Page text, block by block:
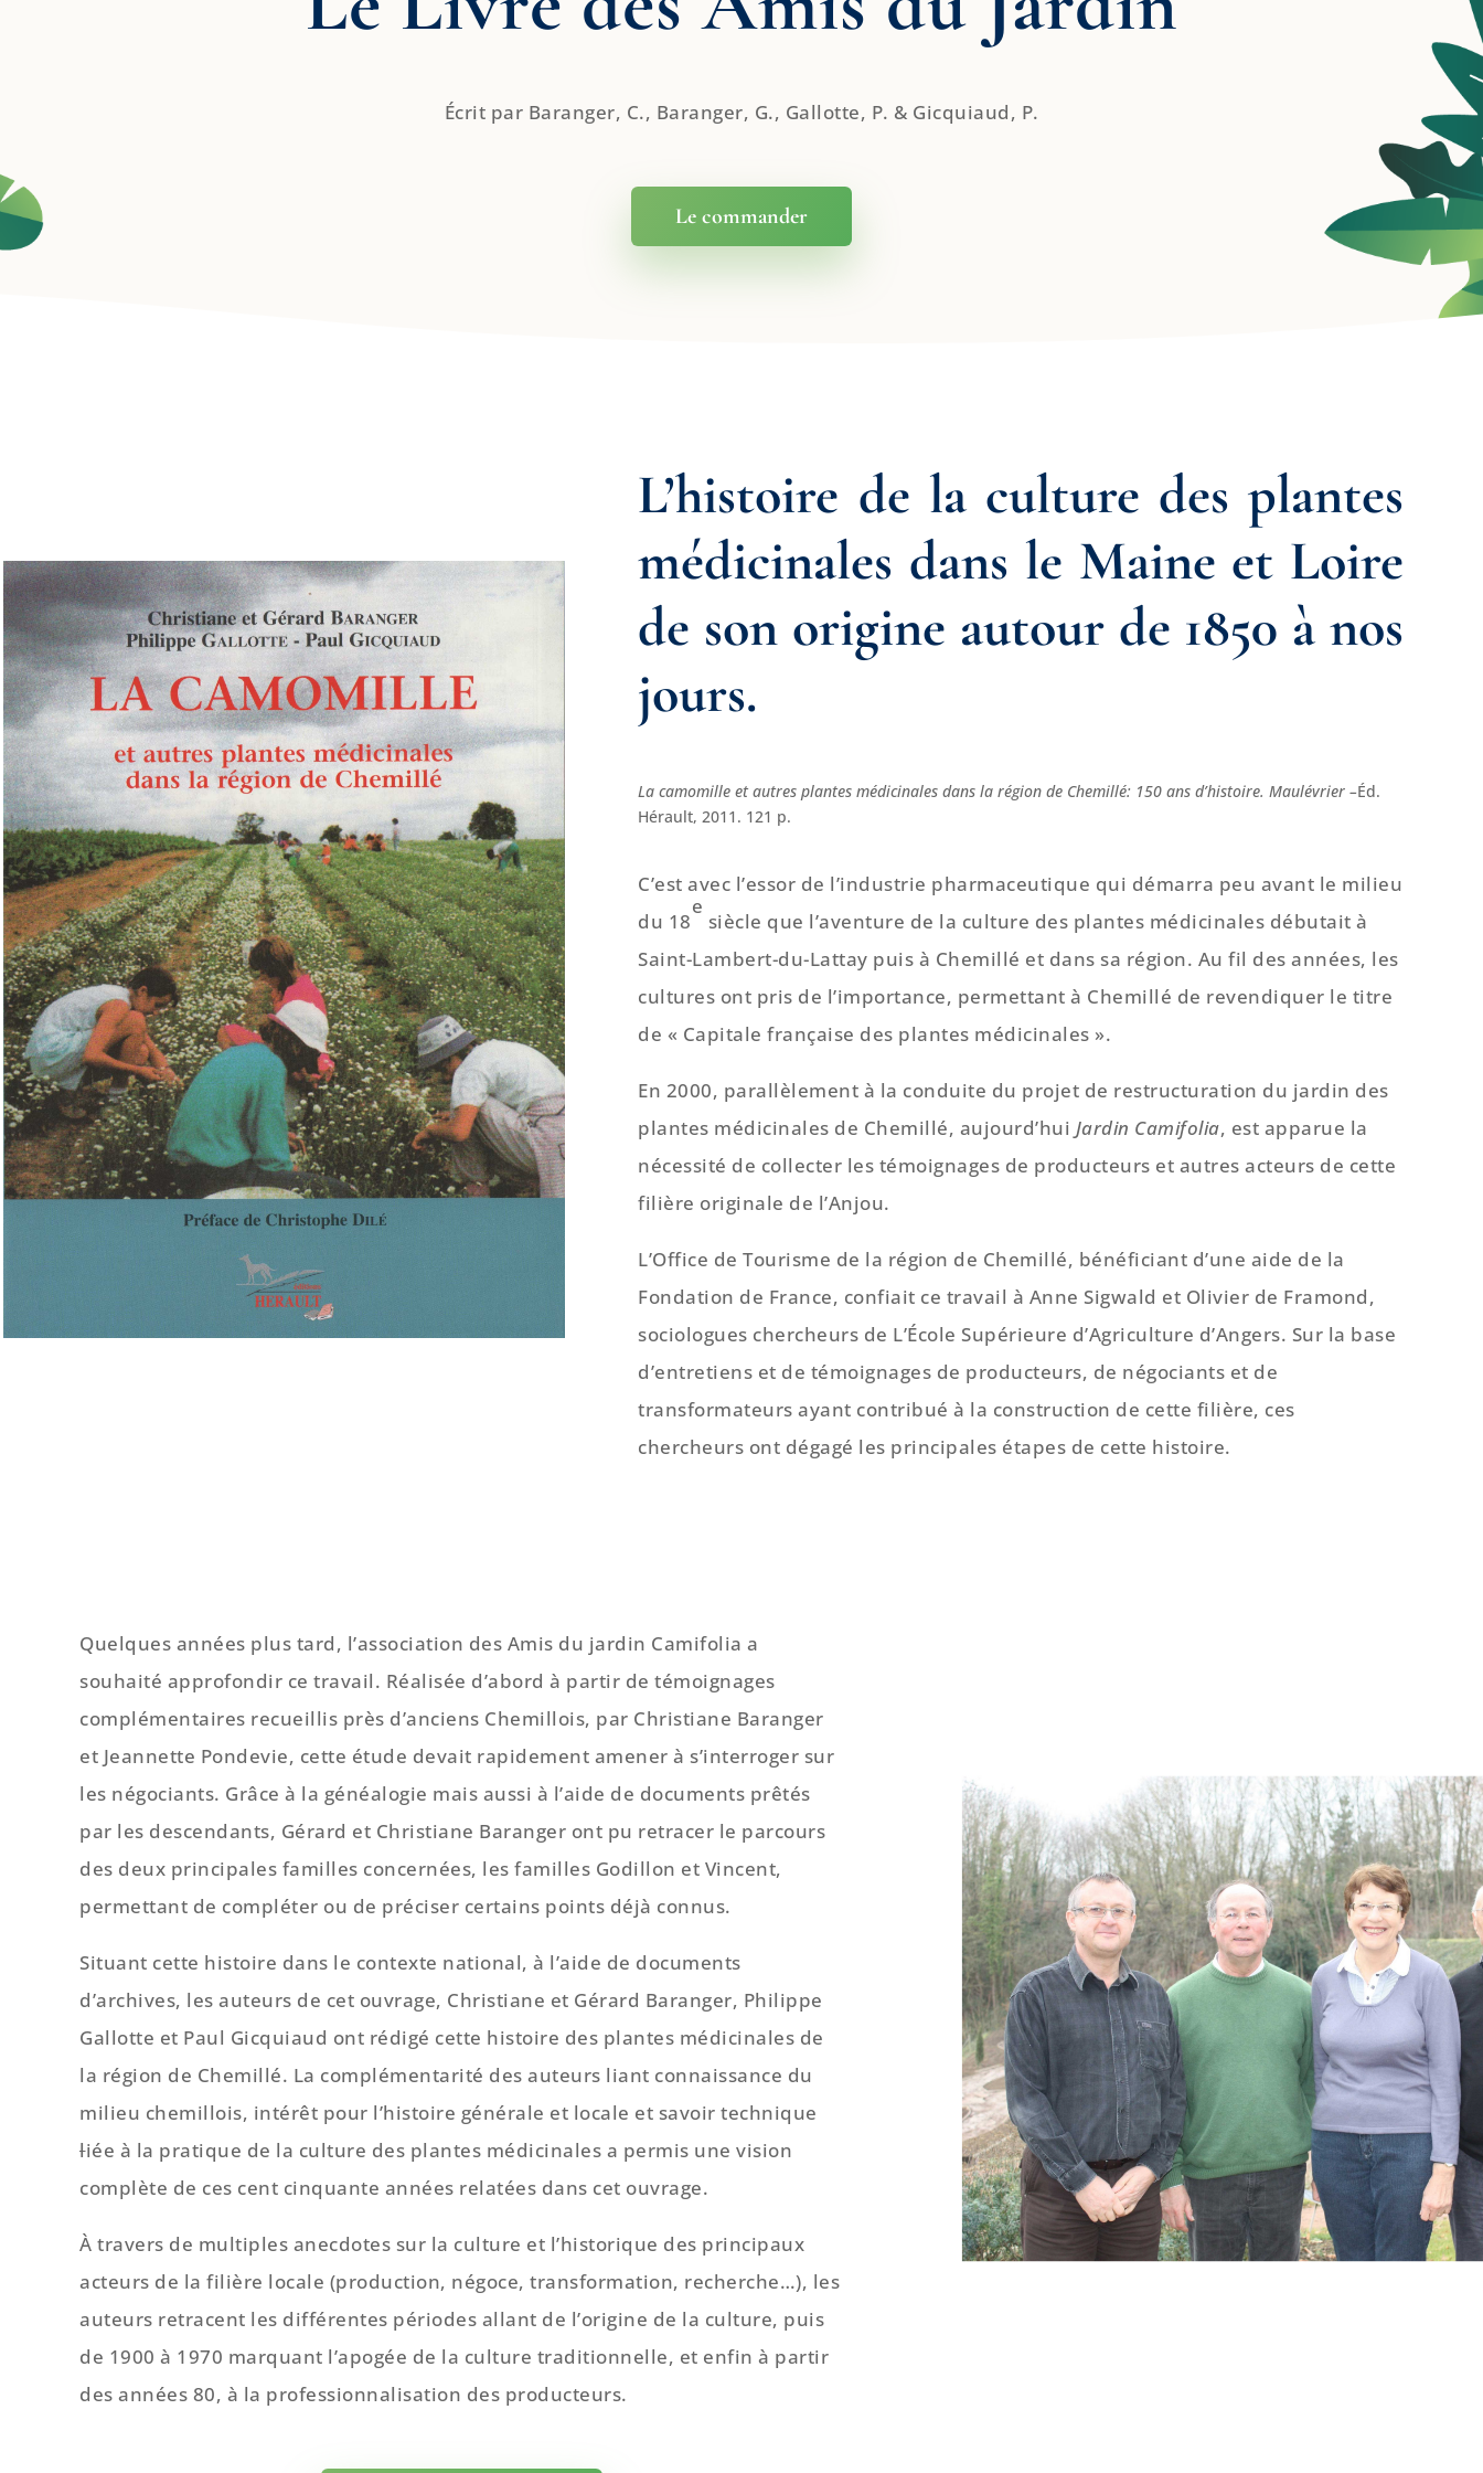
Écrit par Baranger, C., Baranger, G., Gallotte, P. & Gicquiaud, P.
Le commander
L’histoire de la culture des plantes
médicinales dans le Maine et Loire
de son origine autour de 1850 à nos
jours.
La camomille et autres plantes médicinales dans la région de Chemillé: 150 ans d’histoire. Maulévrier –Éd.
Hérault, 2011. 121 p.
C’est avec l’essor de l’industrie pharmaceutique qui démarra peu avant le milieu
du 18
e
siècle que l’aventure de la culture des plantes médicinales débutait à
Saint-Lambert-du-Lattay puis à Chemillé et dans sa région. Au fil des années, les
cultures ont pris de l’importance, permettant à Chemillé de revendiquer le titre
de « Capitale française des plantes médicinales ».
En 2000, parallèlement à la conduite du projet de restructuration du jardin des
plantes médicinales de Chemillé, aujourd’hui Jardin Camifolia, est apparue la
nécessité de collecter les témoignages de producteurs et autres acteurs de cette
filière originale de l’Anjou.
L’Office de Tourisme de la région de Chemillé, bénéficiant d’une aide de la
Fondation de France, confiait ce travail à Anne Sigwald et Olivier de Framond,
sociologues chercheurs de L’École Supérieure d’Agriculture d’Angers. Sur la base
d’entretiens et de témoignages de producteurs, de négociants et de
transformateurs ayant contribué à la construction de cette filière, ces
chercheurs ont dégagé les principales étapes de cette histoire.
Quelques années plus tard, l’association des Amis du jardin Camifolia a
souhaité approfondir ce travail. Réalisée d’abord à partir de témoignages
complémentaires recueillis près d’anciens Chemillois, par Christiane Baranger
et Jeannette Pondevie, cette étude devait rapidement amener à s’interroger sur
les négociants. Grâce à la généalogie mais aussi à l’aide de documents prêtés
par les descendants, Gérard et Christiane Baranger ont pu retracer le parcours
des deux principales familles concernées, les familles Godillon et Vincent,
permettant de compléter ou de préciser certains points déjà connus.
Situant cette histoire dans le contexte national, à l’aide de documents
d’archives, les auteurs de cet ouvrage, Christiane et Gérard Baranger, Philippe
Gallotte et Paul Gicquiaud ont rédigé cette histoire des plantes médicinales de
la région de Chemillé. La complémentarité des auteurs liant connaissance du
milieu chemillois, intérêt pour l’histoire générale et locale et savoir technique
liée à la pratique de la culture des plantes médicinales a permis une vision
complète de ces cent cinquante années relatées dans cet ouvrage.
À travers de multiples anecdotes sur la culture et l’historique des principaux
acteurs de la filière locale (production, négoce, transformation, recherche…), les
auteurs retracent les différentes périodes allant de l’origine de la culture, puis
de 1900 à 1970 marquant l’apogée de la culture traditionnelle, et enfin à partir
des années 80, à la professionnalisation des producteurs.